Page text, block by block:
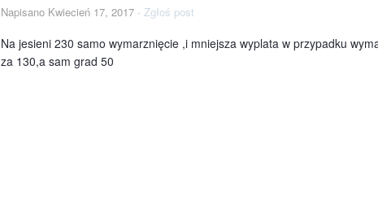
Napisano Kwiecień 17, 2017 · Zgłoś post
Na jesieni 230 samo wymarznięcie ,i mniejsza wyplata w przypadku
za 130,a sam grad 50